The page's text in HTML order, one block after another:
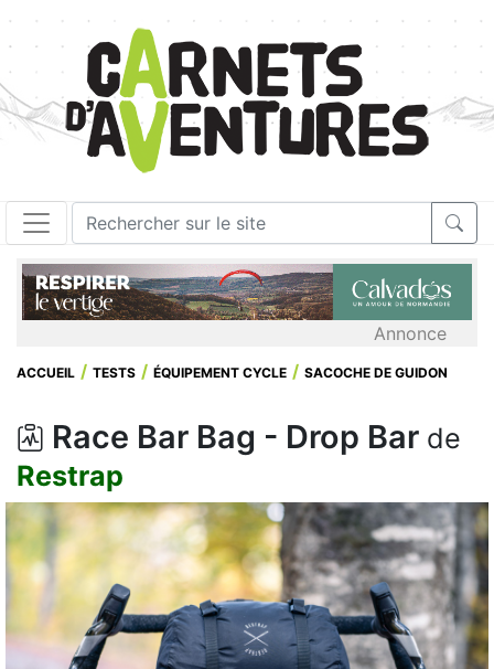
Annonce
ACCUEIL TESTS ÉQUIPEMENT CYCLE SACOCHE DE GUIDON
Race Bar Bag - Drop Bar de
Restrap